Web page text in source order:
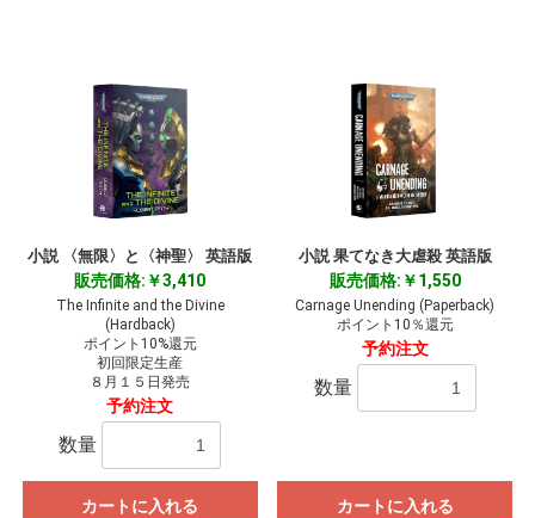
小説 〈無限〉と〈神聖〉 英語版
販売価格:￥3,410
The Infinite and the Divine
(Hardback)
ポイント10%還元
初回限定生産
８月１５日発売
予約注文
数量
カートに入れる
小説 果てなき大虐殺 英語版
販売価格:￥1,550
Carnage Unending (Paperback)
ポイント10％還元
予約注文
数量
カートに入れる